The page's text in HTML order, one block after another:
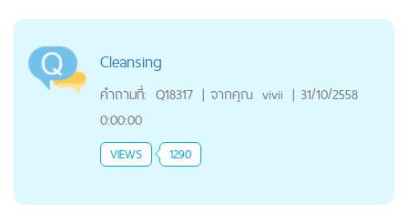
Cleansing
คำถามที่: Q18317 | จากคุณ vivii | 31/10/2558
0:00:00
VIEWS 1290